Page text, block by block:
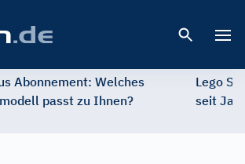
Abonnement: Welches
passt zu Ihnen?
Lego
seit